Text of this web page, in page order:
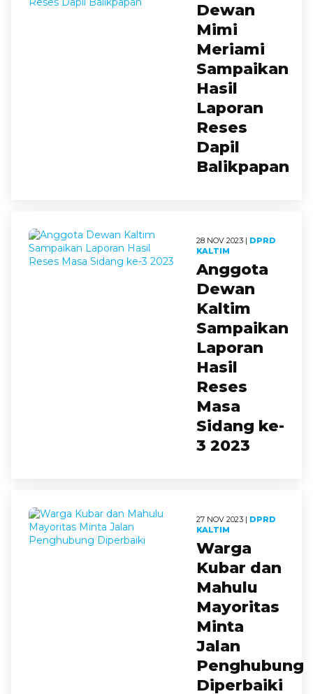
Dewan
Mimi
Meriami
Sampaikan
Hasil
Laporan
Reses
Dapil
Balikpapan
28 NOV 2023 | DPRD
KALTIM
Anggota
Dewan
Kaltim
Sampaikan
Laporan
Hasil
Reses
Masa
Sidang ke-
3 2023
27 NOV 2023 | DPRD
KALTIM
Warga
Kubar dan
Mahulu
Mayoritas
Minta
Jalan
Penghubung
Diperbaiki